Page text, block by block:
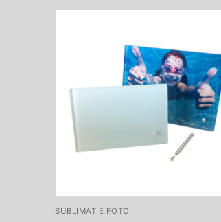
SUBLIMATIE FOTO